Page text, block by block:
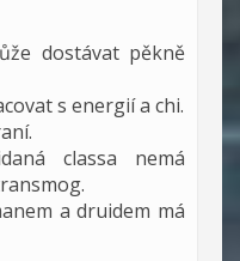
dostávat pěkně
s energií a chi.
classa nemá
a druidem má